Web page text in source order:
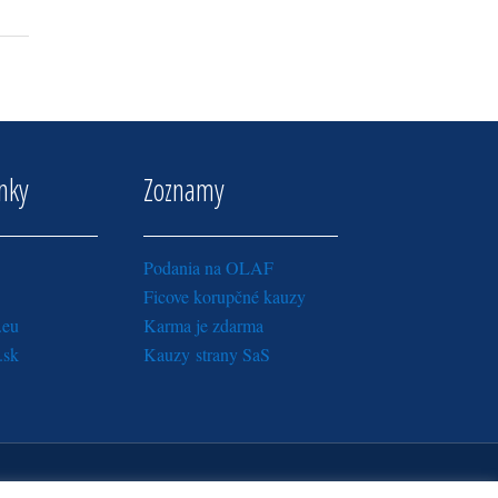
Zoznamy
Podania na OLAF
Ficove korupčné kauzy
Karma je zdarma
Kauzy strany SaS